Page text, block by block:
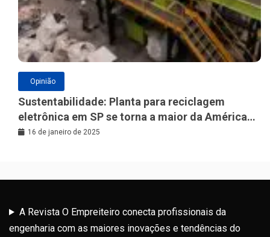
Opinião
Sustentabilidade: Planta para reciclagem
eletrônica em SP se torna a maior da América
Latina
16 de janeiro de 2025
A Revista O Empreiteiro conecta profissionais da
engenharia com as maiores inovações e tendências do